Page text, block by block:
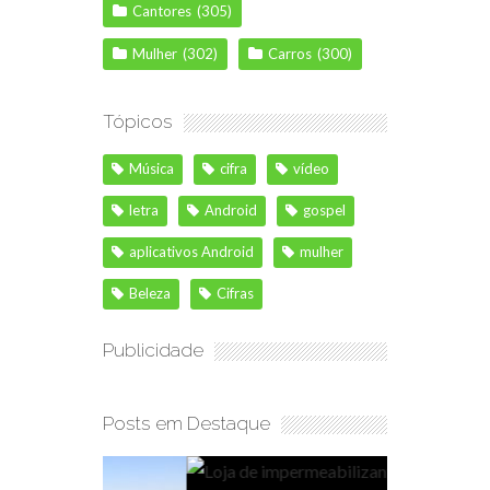
Cantores (305)
Mulher (302) Carros (300)
Tópicos
Música cifra vídeo
letra Android gospel
aplicativos Android mulher
Beleza Cifras
Publicidade
Posts em Destaque